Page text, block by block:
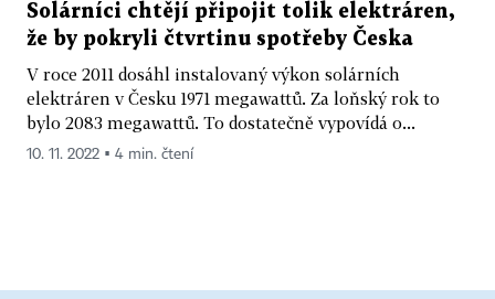
Solárníci chtějí připojit tolik elektráren,
že by pokryli čtvrtinu spotřeby Česka
V roce 2011 dosáhl instalovaný výkon solárních
elektráren v Česku 1971 megawattů. Za loňský rok to
bylo 2083 megawattů. To dostatečně vypovídá o...
10. 11. 2022 ▪ 4 min. čtení